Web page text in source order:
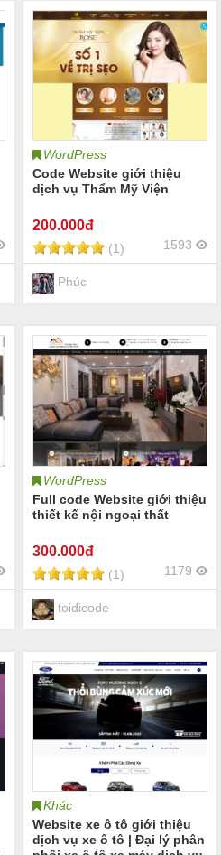
WordPress
Code Website giới thiệu
dịch vụ Thẩm Mỹ Viện
200.000đ
(1) 1593
Phúc
WordPress
Full code Website giới thiệu
thiết kế nội ngoại thất
300.000đ
(1) 1179
toidicode
Khác
Website xe ô tô giới thiệu
dịch vụ xe ô tô | Đại lý phân